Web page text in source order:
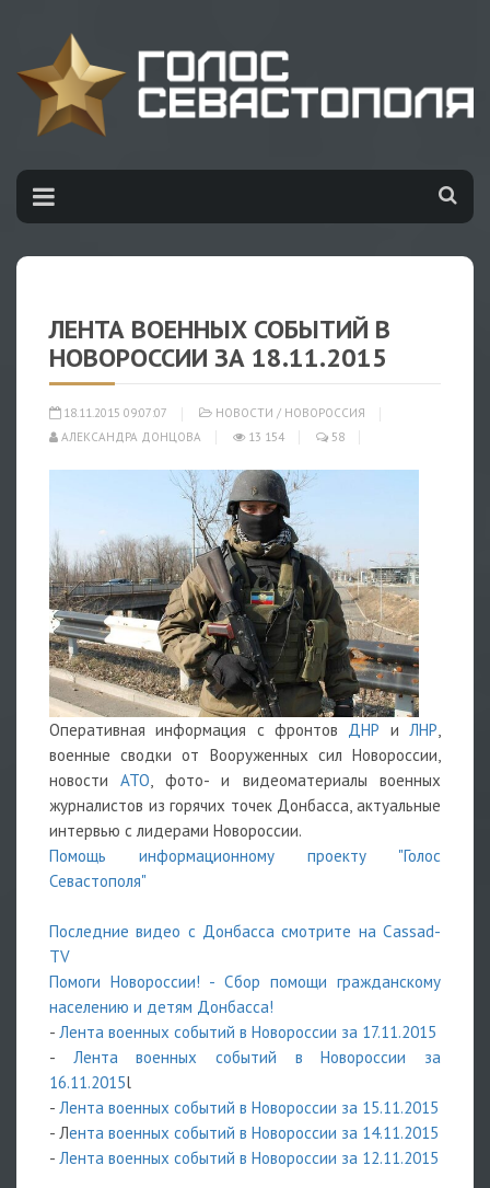
ЛЕНТА ВОЕННЫХ СОБЫТИЙ В
НОВОРОССИИ ЗА 18.11.2015
18.11.2015 09:07:07 НОВОСТИ / НОВОРОССИЯ
АЛЕКСАНДРА ДОНЦОВА
13 154 58
Оперативная информация с фронтов ДНР и ЛНР
военные сводки от Вооруженных сил Новороссии,
новостиАТО , фото- и видеоматериалы военных
журналистов из горячих точек Донбасса, актуальные
интервью с лидерами Новороссии.
Помощь информационному проекту "Голос
Севастополя"
Последние видео с Донбасса смотрите на Cassad-
TV
Помоги Новороссии! - Сбор помощи гражданскому
населению и детям Донбасса!
- Лента военных событий в Новороссии за 17.11.2015
- Лента военных событий в Новороссии за
16.11.2015l
- Лента военных событий в Новороссии за 15.11.2015
- Лента военных событий в Новороссии за 14.11.2015
- Лента военных событий в Новороссии за 12.11.2015